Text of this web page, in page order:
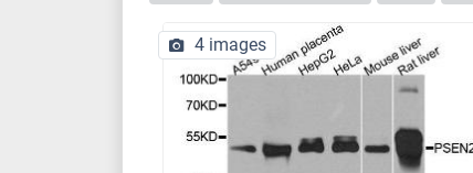
4 images